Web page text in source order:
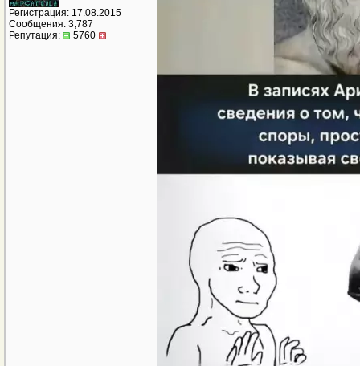
Регистрация: 17.08.2015
Сообщения: 3,787
Репутация:
5760